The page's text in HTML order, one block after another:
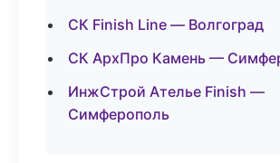
СК Finish Line — Волгоград
СК АрхПро Камень —
ИнжСтрой Ателье Finish —
Симферополь